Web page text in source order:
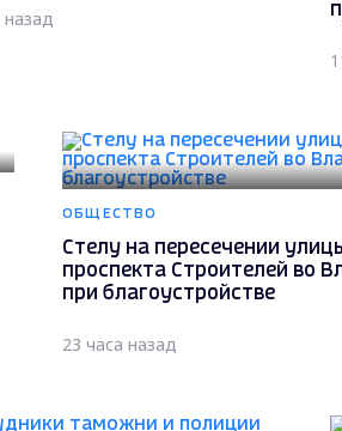
назад
ОБЩЕСТВО
Стелу на пересечении
проспекта Строителей во
при благоустройстве
23 часа назад